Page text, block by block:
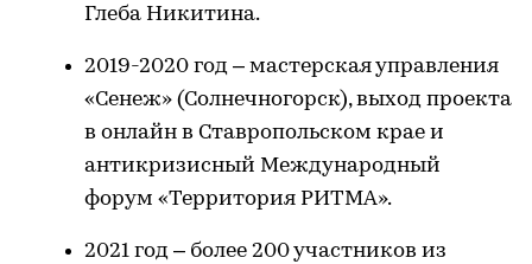
Глеба Никитина.
2019-2020 год – мастерская управления
«Сенеж» (Солнечногорск), выход проекта
в онлайн в Ставропольском крае и
антикризисный Международный
форум «Территория РИТМА».
2021 год – более 200 участников из